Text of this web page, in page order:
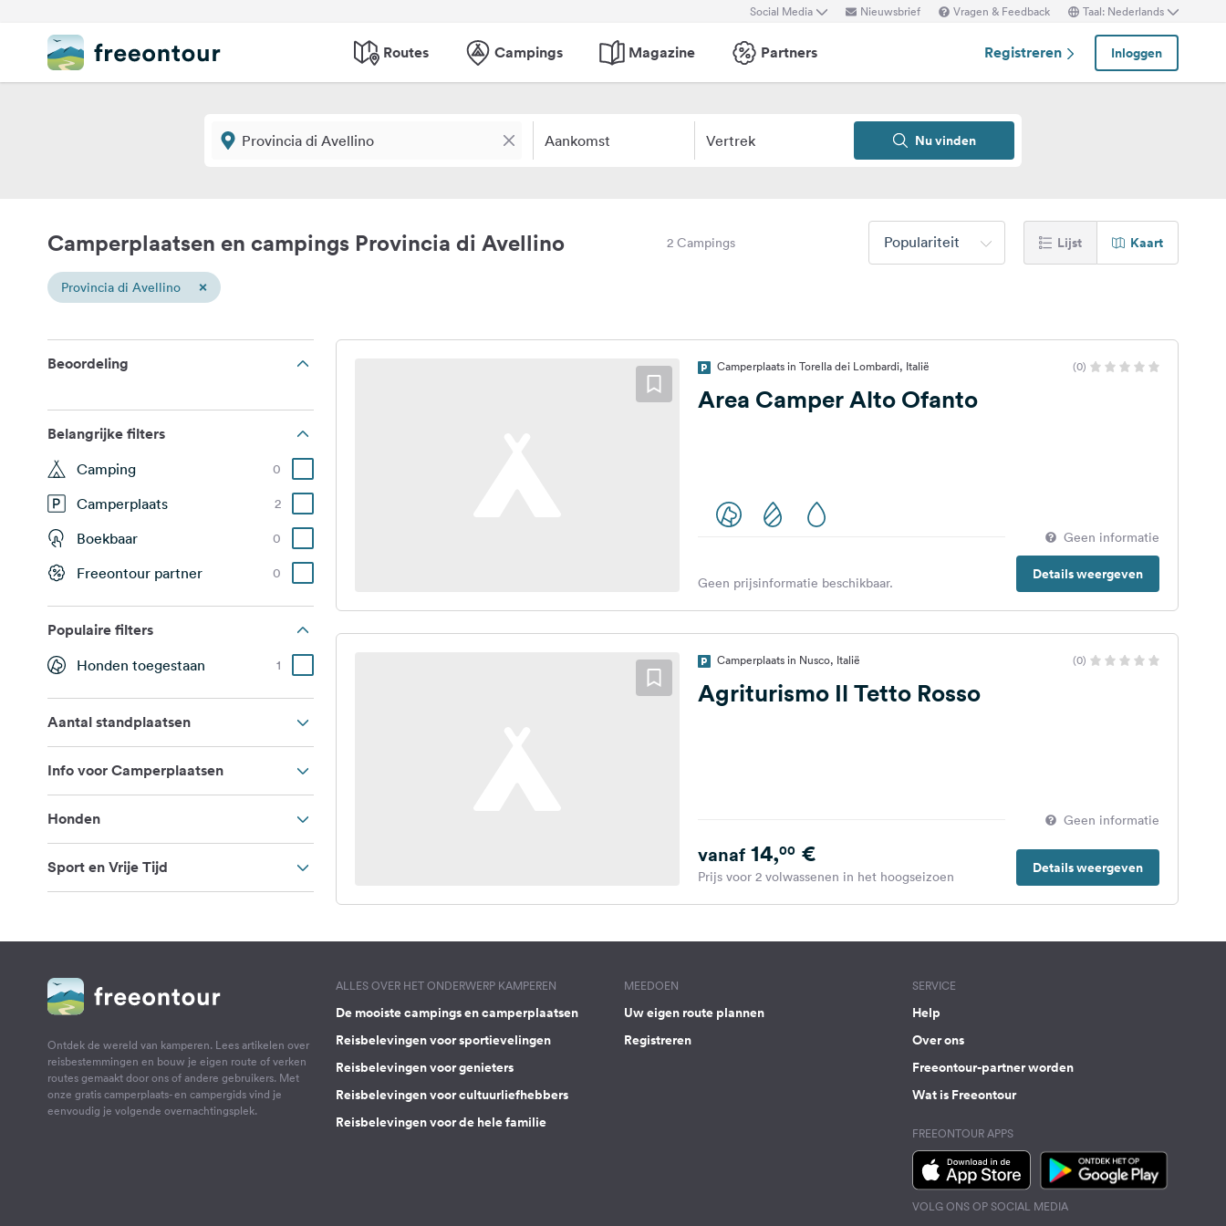
Social Media Nieuwsbrief Vragen & Feedback Taal: Nederlands
Routes Campings Magazine Partners Registreren Inloggen
Aankomst Vertrek Nu vinden
Camperplaatsen en campings Provincia di Avellino 2 Campings Populariteit Lijst Kaart
Provincia di Avellino ×
Beoordeling
Belangrijke filters
Camping 0
Camperplaats 2
Boekbaar 0
Freeontour partner 0
Populaire filters
Honden toegestaan 1
Aantal standplaatsen
Info voor Camperplaatsen
Honden
Sport en Vrije Tijd
Camperplaats in Torella dei Lombardi, Italië (0)
Area Camper Alto Ofanto
Geen informatie
Details weergeven
Geen prijsinformatie beschikbaar.
Camperplaats in Nusco, Italië (0)
Agriturismo Il Tetto Rosso
Geen informatie
Details weergeven
vanaf14,00€
Prijs voor 2 volwassenen in het hoogseizoen
Ontdek de wereld van kamperen. Lees artikelen over
reisbestemmingen en bouw je eigen route of verken
routes gemaakt door ons of andere gebruikers. Met
onze gratis camperplaats- en campergids vind je
eenvoudig je volgende overnachtingsplek.
ALLES OVER HET ONDERWERP KAMPEREN
De mooiste campings en camperplaatsen
Reisbelevingen voor sportievelingen
Reisbelevingen voor genieters
Reisbelevingen voor cultuurliefhebbers
Reisbelevingen voor de hele familie
MEEDOEN
Uw eigen route plannen
Registreren
SERVICE
Help
Over ons
Freeontour-partner worden
Wat is Freeontour
FREEONTOUR APPS
VOLG ONS OP SOCIAL MEDIA